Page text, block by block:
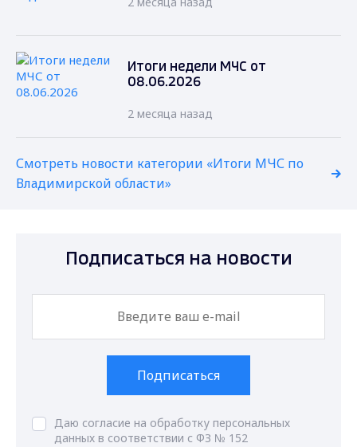
Итоги недели МЧС от
08.06.2026
2 месяца назад
Смотреть новости категории «Итоги МЧС по
Владимирской области»
Подписаться на новости
Подписаться
Даю согласие на обработку персональных
данных в соответствии с ФЗ № 152